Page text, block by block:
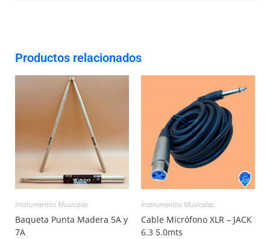
Productos relacionados
Instrumentos Musicales
Baqueta Punta Madera 5A y
7A
Instrumentos Musicales
Cable Micrófono XLR – JACK
6.3 5.0mts